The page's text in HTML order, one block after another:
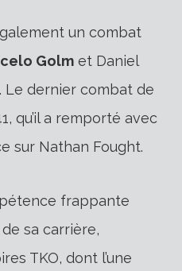
un combat
Golm et Daniel
Le dernier combat de
qu’il a remporté avec
sur Nathan Fought.
frappante
sa carrière,
TKO, dont l’une